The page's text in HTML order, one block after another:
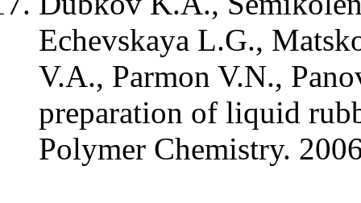
Echevskaya L.G.,
V.A., Parmon V.N.,
preparation of liquid
Polymer Chemistry.